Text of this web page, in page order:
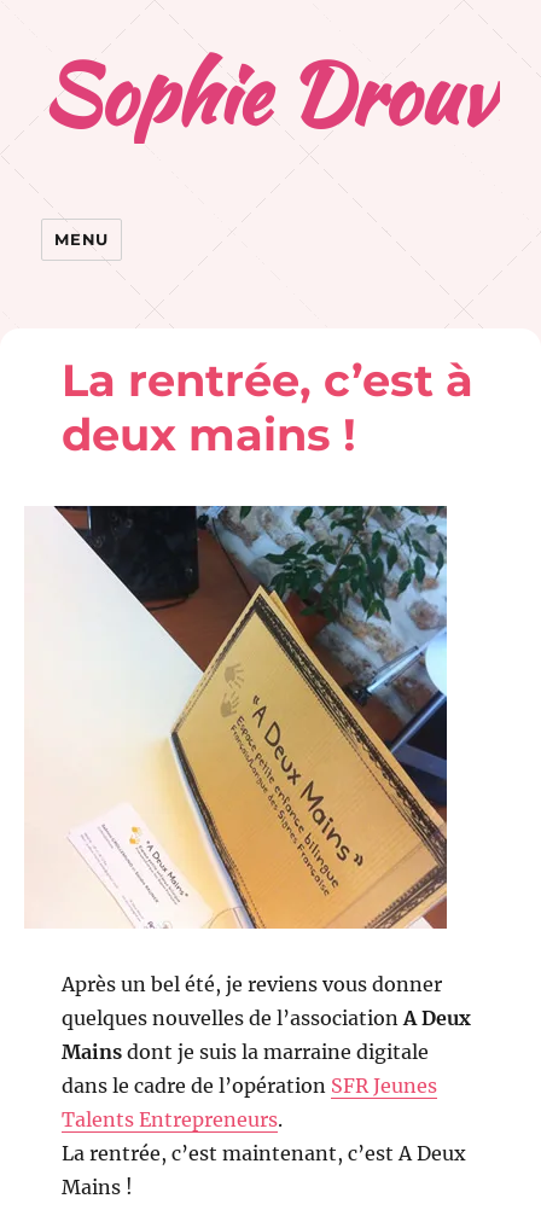
Sophie
MENU
La rentrée, c’est à
deux mains !
Après un bel été, je reviens vous donner
quelques nouvelles de l’associationA Deux
Mains dont je suis la marraine digitale
dans le cadre de l’opération SFR Jeunes
Talents Entrepreneurs.
La rentrée, c’est maintenant, c’est A Deux
Mains !